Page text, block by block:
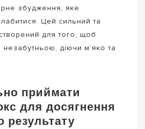
збудження, яке
Цей сильний та
для того, щоб
незабутньою, діючи м’яко та
приймати
для досягнення
результату